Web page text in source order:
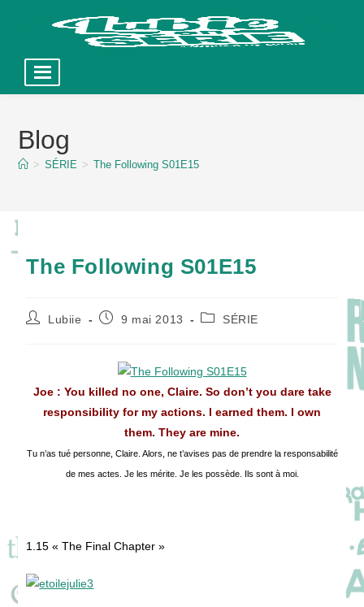
contentBlog
> SÉRIE > The Following S01E15
The Following S01E15
Auteur/autrice
Lubiie
Publication
9 mai 2013
PostSÉRIE
Joe : You killed no one, Claire. So don’t you dare take
responsibility for my actions. I earned them. I own
them. They are mine.
Tu n’as tué personne, Claire. Alors, ne t’avises pas de prendre la responsabilité
de mes actes. Je les mérite. Je les possède. Ils sont à moi.
1.15 « The Final Chapter »